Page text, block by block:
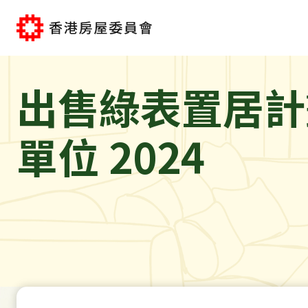
跳到主要内容
出售綠表置居
單位 2024